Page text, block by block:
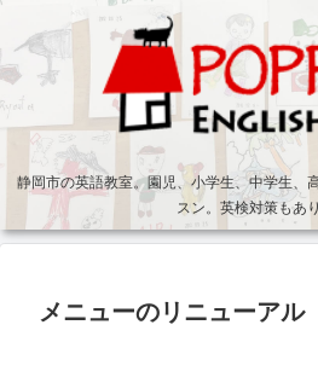
静岡市の英語教室。園児、小学生、中学生、
スン。英検対策もあ
メニューのリニューアル